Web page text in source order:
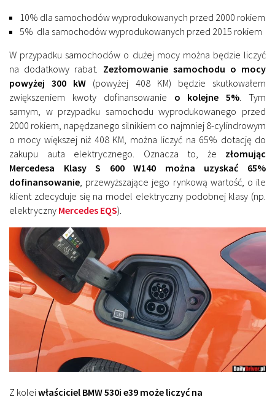
10% dla samochodów wyprodukowanych przed 2000 rokiem
5% dla samochodów wyprodukowanych przed 2015 rokiem
W przypadku samochodów o dużej mocy można będzie liczyć
na dodatkowy rabat. Zezłomowanie samochodu o mocy
powyżej 300 kW (powyżej 408 KM) będzie skutkowałem
zwiększeniem kwoty dofinansowanie o kolejne 5% . Tym
samym, w przypadku samochodu wyprodukowanego przed
2000 rokiem, napędzanego silnikiem co najmniej 8-cylindrowym
o mocy większej niż 408 KM, można liczyć na 65% dotację do
zakupu auta elektrycznego. Oznacza to, że złomując
Mercedesa Klasy S 600 W140 można uzyskać 65%
dofinansowanie , przewyższające jego rynkową wartość, o ile
klient zdecyduje się na model elektryczny podobnej klasy (np.
elektryczny Mercedes EQS).
Z koleiwłaściciel BMW 530i e39 może liczyć na